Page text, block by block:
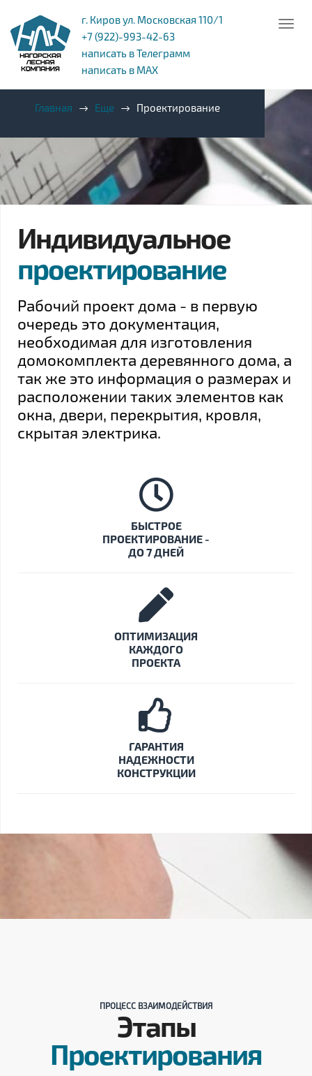
г. Киров ул. Московская 110/1
+7 (922)-993-42-63
написать в Телеграмм
написать в MAX
Главная Еще Проектирование
Индивидуальное
проектирование
Рабочий проект дома - в первую
очередь это документация,
необходимая для изготовления
домокомплекта деревянного дома, а
так же это информация о размерах и
расположении таких элементов как
окна, двери, перекрытия, кровля,
скрытая электрика.
БЫСТРОЕ
ПРОЕКТИРОВАНИЕ -
ДО 7 ДНЕЙ
ОПТИМИЗАЦИЯ
КАЖДОГО
ПРОЕКТА
ГАРАНТИЯ
НАДЕЖНОСТИ
КОНСТРУКЦИИ
ПРОЦЕСС ВЗАИМОДЕЙСТВИЯ
Этапы
Проектирования